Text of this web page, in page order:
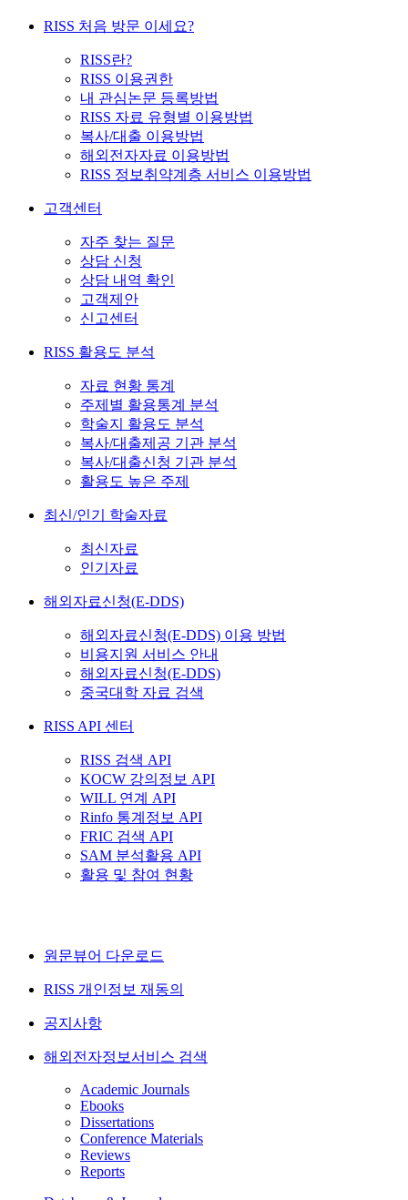
RISS 처음 방문 이세요?
RISS란?
RISS 이용권한
내 관심논문 등록방법
RISS 자료 유형별 이용방법
복사/대출 이용방법
해외전자자료 이용방법
RISS 정보취약계층 서비스 이용방법
고객센터
자주 찾는 질문
상담 신청
상담 내역 확인
고객제안
신고센터
RISS 활용도 분석
자료 현황 통계
주제별 활용통계 분석
학술지 활용도 분석
복사/대출제공 기관 분석
복사/대출신청 기관 분석
활용도 높은 주제
최신/인기 학술자료
최신자료
인기자료
해외자료신청(E-DDS)
해외자료신청(E-DDS) 이용 방법
비용지원 서비스 안내
해외자료신청(E-DDS)
중국대학 자료 검색
RISS API 센터
RISS 검색 API
KOCW 강의정보 API
WILL 연계 API
Rinfo 통계정보 API
FRIC 검색 API
SAM 분석활용 API
활용 및 참여 현황
원문뷰어 다운로드
RISS 개인정보 재동의
공지사항
해외전자정보서비스 검색
Academic Journals
Ebooks
Dissertations
Conference Materials
Reviews
Reports